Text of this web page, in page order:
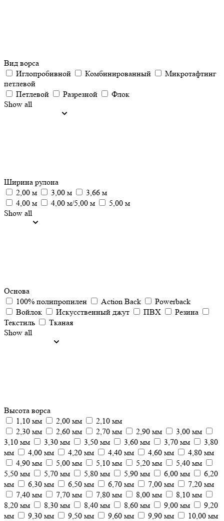
Вид ворса
Иглопробивной
Комбинированный
Микротафтинг
петлевой
Петлевой
Разрезной
Флок
Show all
Ширина рулона
2,00 м
3,00 м
3,66 м
4,00 м
4,00 м/5,00 м
5,00 м
Show all
Основа
100% полипропилен
Action Back
Powerback
Войлок
Искусственный джут ПВХ
Резина
Текстиль
Тканая
Show all
Высота ворса
1,10 мм
2,00 мм
2,10 мм
2,30 мм
2,60 мм 2,70 мм 2,90 мм
3,00 мм
3,10 мм
3,30 мм 3,50 мм 3,60 мм 3,70 мм
3,80
мм
4,00 мм 4,20 мм 4,40 мм 4,60 мм
4,80 мм
4,90 мм
5,00 мм 5,10 мм 5,20 мм
5,40 мм
5,50 мм
5,70 мм 5,80 мм 5,90 мм 6,00 мм
6,20
мм
6,30 мм 6,50 мм 6,70 мм 7,00 мм
7,20 мм
7,40 мм
7,70 мм 7,80 мм 8,00 мм
8,10 мм
8,20 мм
8,30 мм 8,40 мм 8,60 мм 9,00 мм
9,20
мм
9,30 мм 9,50 мм 9,60 мм 9,90 мм
10,00 мм